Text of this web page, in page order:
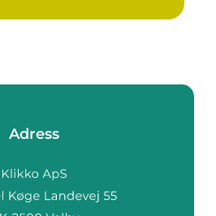
Adress